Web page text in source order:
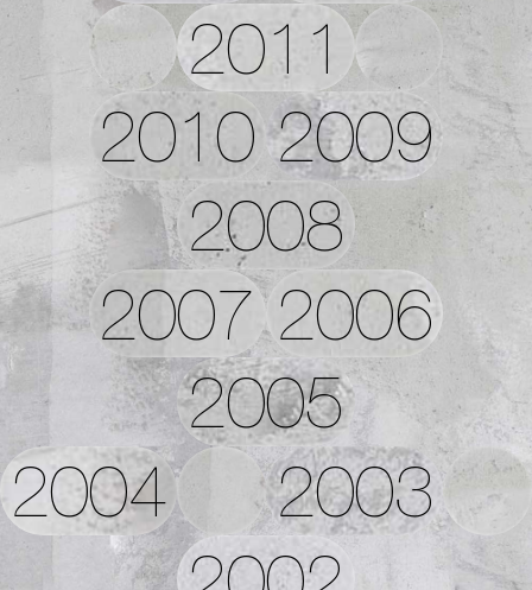
2011
2010 2009
2008
2007 2006
2005
2004
2003